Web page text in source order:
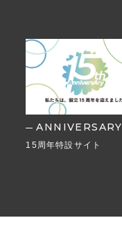
ANNIVERSARY
15周年特設サイト